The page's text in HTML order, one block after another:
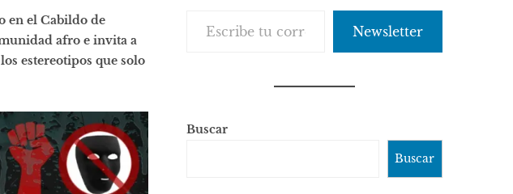
en el Cabildo de
afro e invita a
estereotipos que solo
Newsletter
Buscar
Buscar